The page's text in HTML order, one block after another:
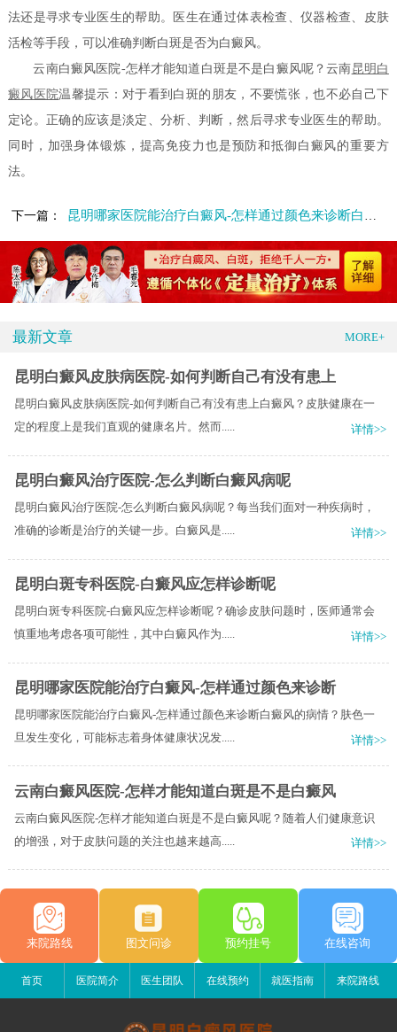
法还是寻求专业医生的帮助。医生在通过体表检查、仪器检查、皮肤
活检等手段，可以准确判断白斑是否为白癜风。
云南白癜风医院-怎样才能知道白斑是不是白癜风呢？云南昆明白
癜风医院温馨提示：对于看到白斑的朋友，不要慌张，也不必自己下
定论。正确的应该是淡定、分析、判断，然后寻求专业医生的帮助。
同时，加强身体锻炼，提高免疫力也是预防和抵御白癜风的重要方
法。
下一篇： 昆明哪家医院能治疗白癜风-怎样通过颜色来诊断白癜风的病情
最新文章 MORE+
昆明白癜风皮肤病医院-如何判断自己有没有患上
昆明白癜风皮肤病医院-如何判断自己有没有患上白癜风？皮肤健康在一
定的程度上是我们直观的健康名片。然而.....
详情>>
昆明白癜风治疗医院-怎么判断白癜风病呢
昆明白癜风治疗医院-怎么判断白癜风病呢？每当我们面对一种疾病时，
准确的诊断是治疗的关键一步。白癜风是.....
详情>>
昆明白斑专科医院-白癜风应怎样诊断呢
昆明白斑专科医院-白癜风应怎样诊断呢？确诊皮肤问题时，医师通常会
慎重地考虑各项可能性，其中白癜风作为.....
详情>>
昆明哪家医院能治疗白癜风-怎样通过颜色来诊断
昆明哪家医院能治疗白癜风-怎样通过颜色来诊断白癜风的病情？肤色一
旦发生变化，可能标志着身体健康状况发.....
详情>>
云南白癜风医院-怎样才能知道白斑是不是白癜风
云南白癜风医院-怎样才能知道白斑是不是白癜风呢？随着人们健康意识
的增强，对于皮肤问题的关注也越来越高.....
详情>>
来院路线 图文问诊 预约挂号 在线咨询
首页 医院简介 医生团队 在线预约 就医指南 来院路线